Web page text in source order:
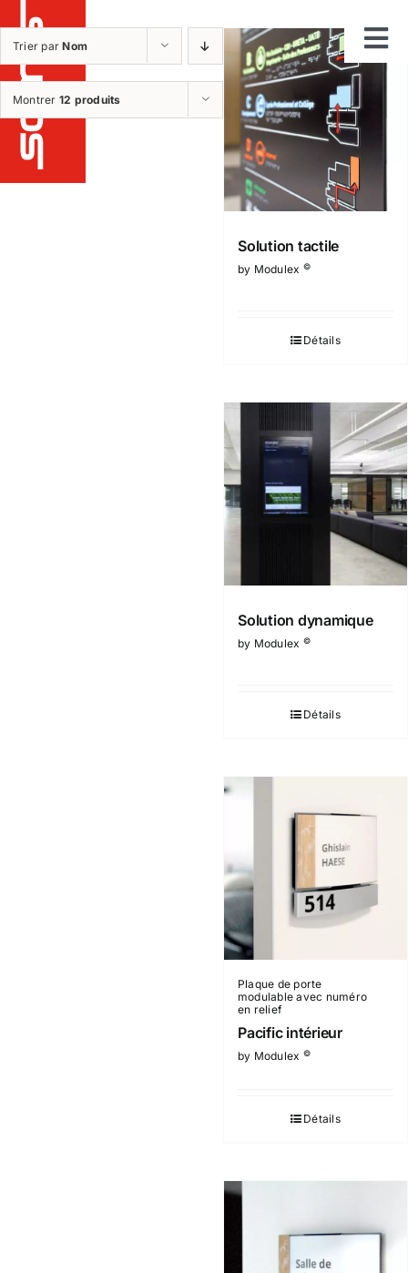
contenu
Notre métier
Etudes
Fabrication
Installation
Maintenance et sav
Nos réalisations
Qui sommes nous ?
Trier parNom
Montrer 12 produits
Solution tactile
by Modulex ©
Détails
Solution dynamique
by Modulex ©
Détails
Plaque de porte
modulable avec numéro
en relief
Pacific intérieur
by Modulex ©
Détails